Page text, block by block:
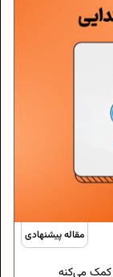
مقاله پیشنهادی
کمک می‌کنه